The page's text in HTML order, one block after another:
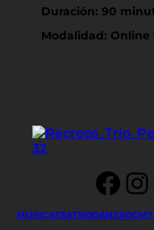
Duración: 90
Modalidad: Online
MÚSICATEATRODANZAOCM